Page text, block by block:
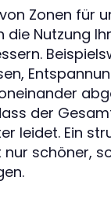
Zonen für
die Nutzung
der
leidet. Ein
schöner,